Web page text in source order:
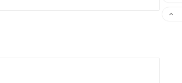
